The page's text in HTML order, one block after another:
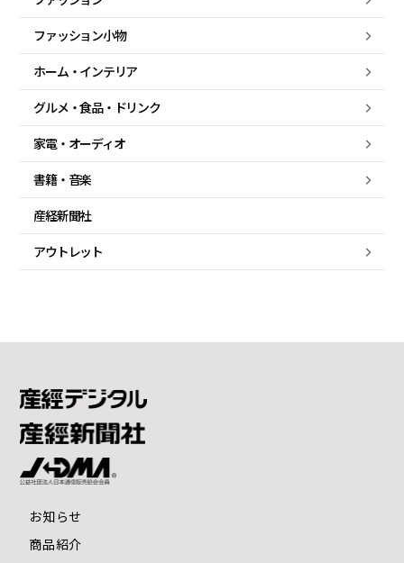
ファッション小物
ホーム・ インテリア
グルメ・食品・ ドリンク
家電・ オーディオ
書籍・音楽
産経新聞社
アウトレット
お知らせ
商品紹介